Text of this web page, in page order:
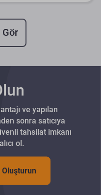
ve yapılan
sonra satıcıya
tahsilat imkanı
ol.